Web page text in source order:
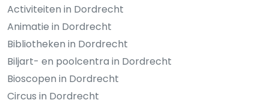
Activiteiten in Dordrecht
Animatie in Dordrecht
Bibliotheken in Dordrecht
Biljart- en poolcentra in Dordrecht
Bioscopen in Dordrecht
Circus in Dordrecht